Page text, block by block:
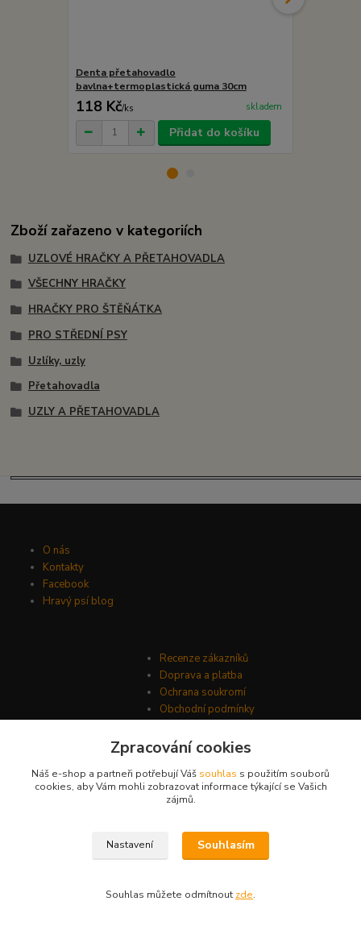
Denta přetahovadlo
bavlna+termoplastická guma 30cm
118 Kč/ks skladem
Přidat do košíku
Zboží zařazeno v kategoriích
UZLOVÉ HRAČKY A PŘETAHOVADLA
VŠECHNY HRAČKY
HRAČKY PRO ŠTĚŇÁTKA
PRO STŘEDNÍ PSY
Uzlíky, uzly
Přetahovadla
UZLY A PŘETAHOVADLA
O nás
Kontakty
Facebook
Hravý psí blog
Recenze zákazníků
Doprava a platba
Ochrana soukromí
Obchodní podmínky
© Psí-hračky.cz 2026
Zpracování cookies
Náš e-shop a partneři potřebují Váš souhlas s použitím souborů
cookies, aby Vám mohli zobrazovat informace týkající se Vašich
zájmů.
Nastavení Souhlasím
Souhlas můžete odmítnout zde.